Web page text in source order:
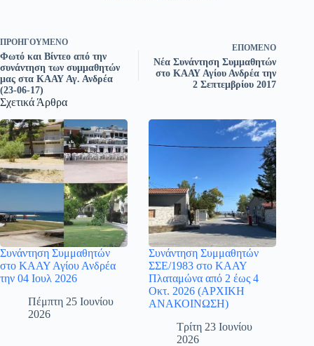
ΠΡΟΗΓΟΎΜΕΝΟ
Φωτό και Βίντεο από την
συνάντηση των συμμαθητών
μας στα ΚΑΑΥ Αγ. Ανδρέα
(23-06-17)
ΕΠΌΜΕΝΟ
Νέα Συνάντηση Συμμαθητών
στο ΚΑΑΥ Αγίου Ανδρέα την
2 Σεπτεμβρίου 2017
Σχετικά Άρθρα
Συνάντηση Συμμαθητών
στο ΚΑΑΥ Αγίου Ανδρέα
την 04 Ιουλ 2026
Πέμπτη 25 Ιουνίου
2026
Συνάντηση Συμμαθητών
ΣΣΕ/1983 στο ΚΑΑΥ
Πλαταμώνα από 2 έως 4
Οκτ. 2026 (ΑΡΧΙΚΗ
ΑΝΑΚΟΙΝΩΣΗ)
Τρίτη 23 Ιουνίου
2026